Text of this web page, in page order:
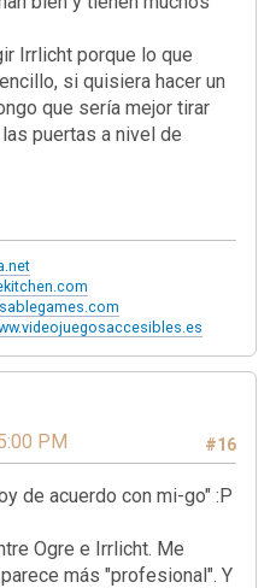
Irrlicht porque lo que
si quisiera hacer un
que sería mejor tirar
puertas a nivel de
#16
PM
de acuerdo con mi-go" :P
Ogre e Irrlicht. Me
más "profesional". Y